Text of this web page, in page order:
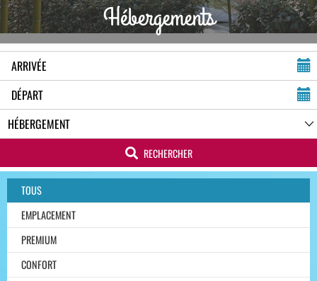
Hébergements
RECHERCHER
TOUS
EMPLACEMENT
PREMIUM
CONFORT